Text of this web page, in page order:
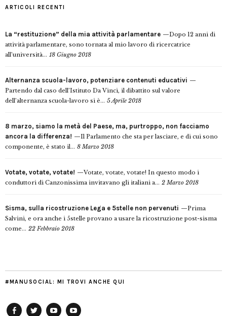
ARTICOLI RECENTI
La “restituzione” della mia attività parlamentare
Dopo 12 anni di
attività parlamentare, sono tornata al mio lavoro di ricercatrice
all’università... 18 Giugno 2018
Alternanza scuola-lavoro, potenziare contenuti educativi
Partendo dal caso dell’Istituto Da Vinci, il dibattito sul valore
dell’alternanza scuola-lavoro si è... 5 Aprile 2018
8 marzo, siamo la metà del Paese, ma, purtroppo, non facciamo
ancora la differenza!
Il Parlamento che sta per lasciare, e di cui sono
componente, è stato il... 8 Marzo 2018
Votate, votate, votate!
Votate, votate, votate! In questo modo i
conduttori di Canzonissima invitavano gli italiani a... 2 Marzo 2018
Sisma, sulla ricostruzione Lega e 5stelle non pervenuti
Prima
Salvini, e ora anche i 5stelle provano a usare la ricostruzione post-sisma
come... 22 Febbraio 2018
#MANUSOCIAL: MI TROVI ANCHE QUI